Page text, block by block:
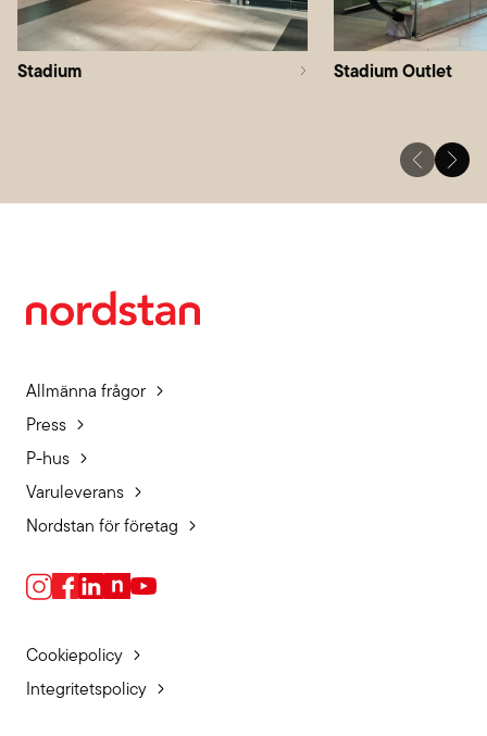
Stadium Stadium Outlet
Allmänna frågor
Press
P-hus
Varuleverans
Nordstan för företag
Cookiepolicy
Integritetspolicy